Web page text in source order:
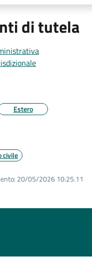
di tutela
Estero
civile
20/05/2026 10:25.11